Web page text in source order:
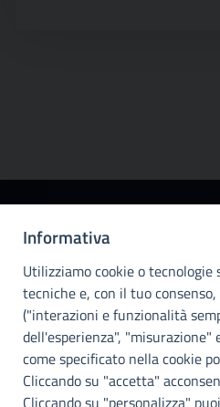
Palermo
Info e contatti
Città Metropoliitana di Palermo
Via Maqueda, 100 - 90134 - Palermo
Cod. Fisc. 80021470820
PEC:
Informativa
Utilizziamo cookie o
tecniche e, con il tuo
("interazioni e funzionalità
dell'esperienza",
come specificato nella cookie
Cliccando su "accetta"
Cliccando su "personalizza"